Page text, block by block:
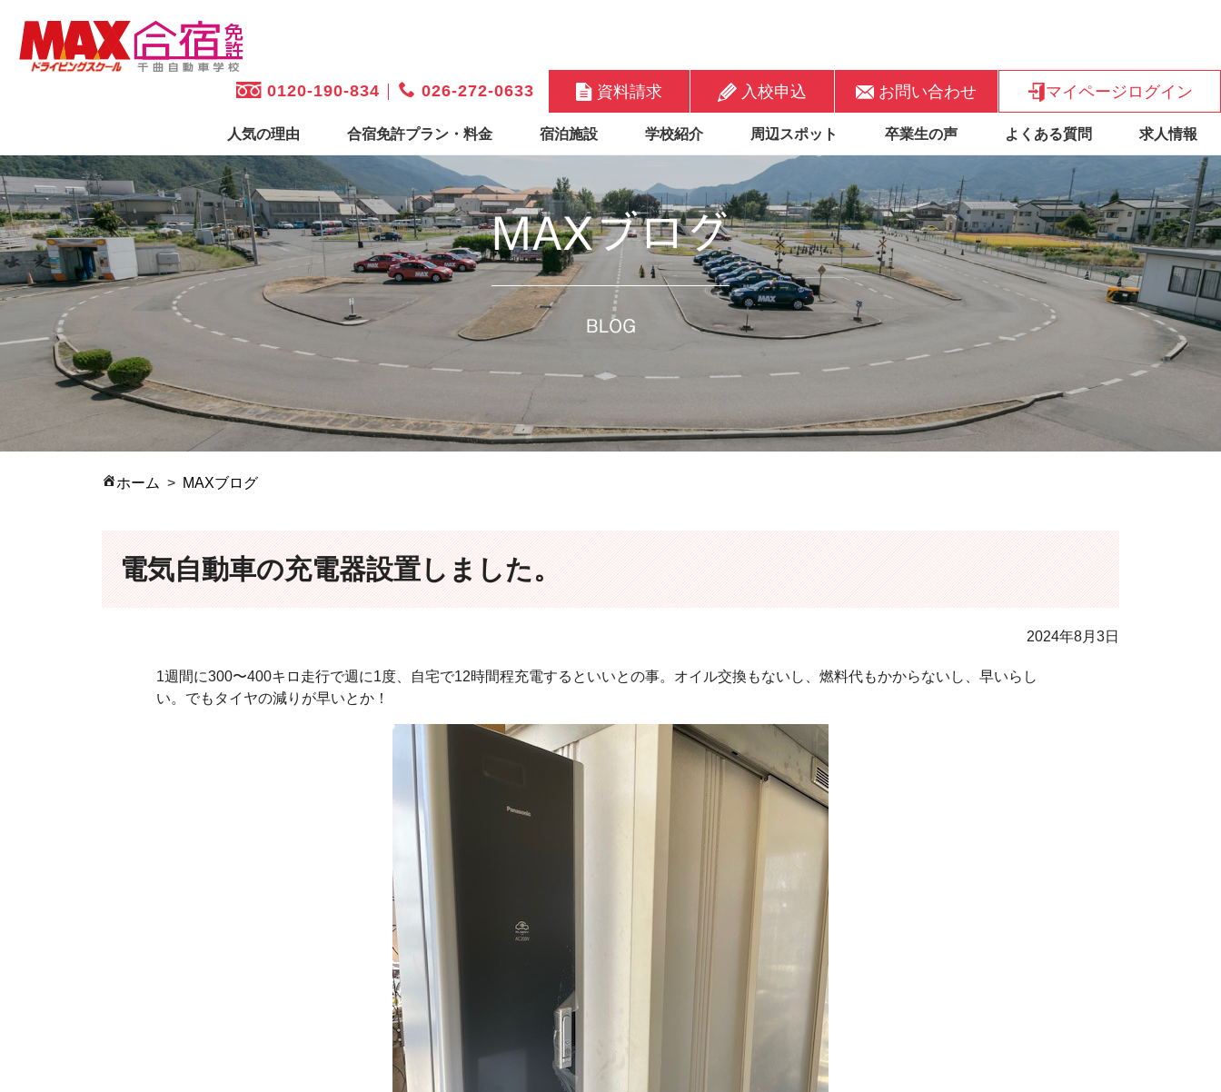
0120-190-834 026-272-0633 資料請求 入校申込 お問い合わせ マイページログイン
人気の理由 合宿免許プラン・料金 宿泊施設 学校紹介 周辺スポット 卒業生の声 よくある質問 求人情報
MAXブログ
BLOG
ホーム MAXブログ
電気自動車の充電器設置しました。
2024年8月3日
1週間に300〜400キロ走行で週に1度、自宅で12時間程充電するといいとの事。オイル交換もないし、燃料代もかからないし、早いらし
い。でもタイヤの減りが早いとか！